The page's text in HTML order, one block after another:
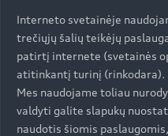
Interneto svetainėje
trečiųjų šalių teikėjų
patirtį internete (svetainės
atitinkantį turinį (rinkodara).
Mes naudojame toliau
valdyti galite slapukų
naudotis šiomis